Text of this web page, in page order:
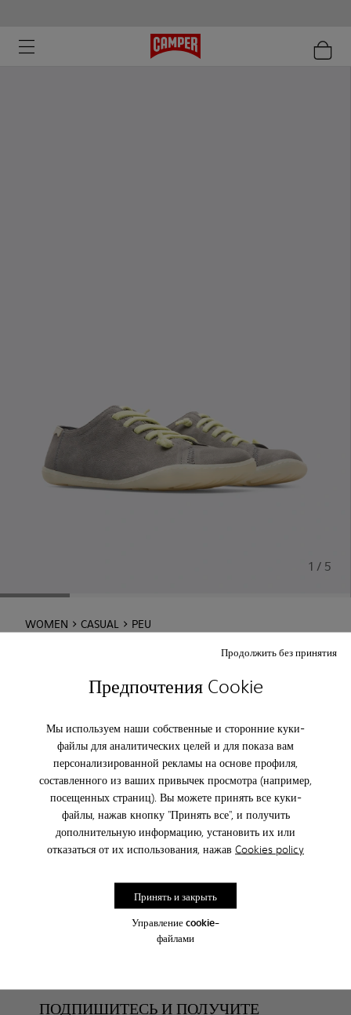
Предпочтения Cookie
Мы используем наши собственные и сторонние куки-
файлы для аналитических целей и для показа вам
персонализированной рекламы на основе профиля,
составленного из ваших привычек просмотра (например,
посещенных страниц). Вы можете принять все куки-
файлы, нажав кнопку "Принять все", и получить
дополнительную информацию, установить их или
отказаться от их использования, нажав Cookies policy
Управление cookie-
файлами
Продолжить без принятия
Принять и закрыть
1 / 5
WOMEN CASUAL PEU
FICHA.PRODUCTO.AVISAME.SIZE
При покупке он-лайн бесплатная доставка
Доступна оплата наложенным платежом DHL.
ПОДПИШИТЕСЬ И ПОЛУЧИТЕ